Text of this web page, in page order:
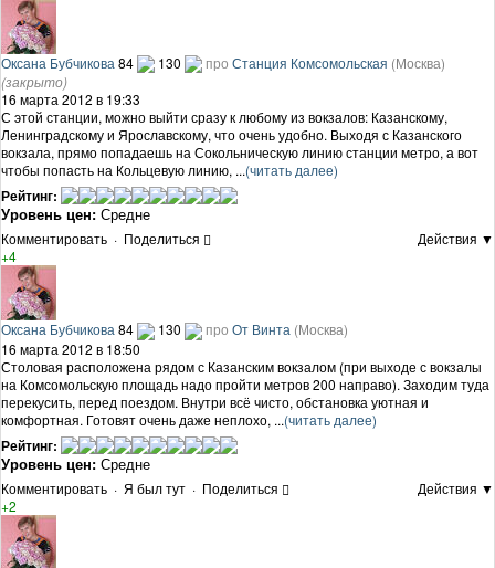
Оксана Бубчикова 84 130 про Станция Комсомольская (Москва)
(закрыто)
16 марта 2012 в 19:33
С этой станции, можно выйти сразу к любому из вокзалов: Казанскому,
Ленинградскому и Ярославскому, что очень удобно. Выходя с Казанского
вокзала, прямо попадаешь на Сокольническую линию станции метро, а вот
чтобы попасть на Кольцевую линию, ...(читать далее)
Рейтинг:
Уровень цен: Средне
Комментировать · Поделиться
Действия ▼
+4
Оксана Бубчикова 84 130 про От Винта (Москва)
16 марта 2012 в 18:50
Столовая расположена рядом с Казанским вокзалом (при выходе с вокзалы
на Комсомольскую площадь надо пройти метров 200 направо). Заходим туда
перекусить, перед поездом. Внутри всё чисто, обстановка уютная и
комфортная. Готовят очень даже неплохо, ...(читать далее)
Рейтинг:
Уровень цен: Средне
Комментировать · Я был тут · Поделиться
Действия ▼
+2